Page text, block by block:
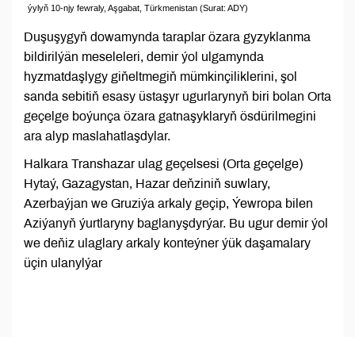
ýylyň 10-njy fewraly, Aşgabat, Türkmenistan (Surat: ADY)
Duşuşygyň dowamynda taraplar özara gyzyklanma
bildirilýän meseleleri, demir ýol ulgamynda
hyzmatdaşlygy giňeltmegiň mümkinçiliklerini, şol
sanda sebitiň esasy üstaşyr ugurlarynyň biri bolan Orta
geçelge boýunça özara gatnaşyklaryň ösdürilmegini
ara alyp maslahatlaşdylar.
Halkara Transhazar ulag geçelsesi (Orta geçelge)
Hytaý, Gazagystan, Hazar deňziniň suwlary,
Azerbaýjan we Gruziýa arkaly geçip, Ýewropa bilen
Aziýanyň ýurtlaryny baglanyşdyrýar. Bu ugur demir ýol
we deňiz ulaglary arkaly konteýner ýük daşamalary
üçin ulanylýar